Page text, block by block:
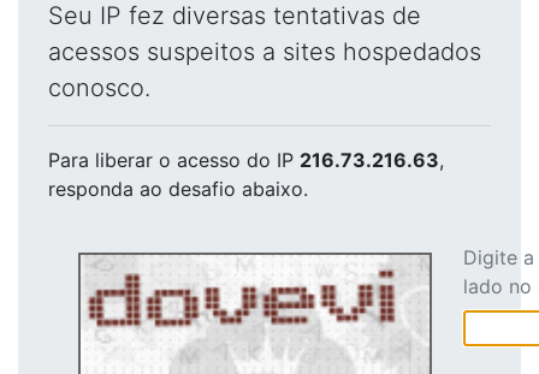
Seu IP fez diversas tentativas de
acessos suspeitos a sites hospedados
conosco.
Para liberar o acesso do IP 216.73.216.63,
responda ao desafio abaixo.
Digite
lado no